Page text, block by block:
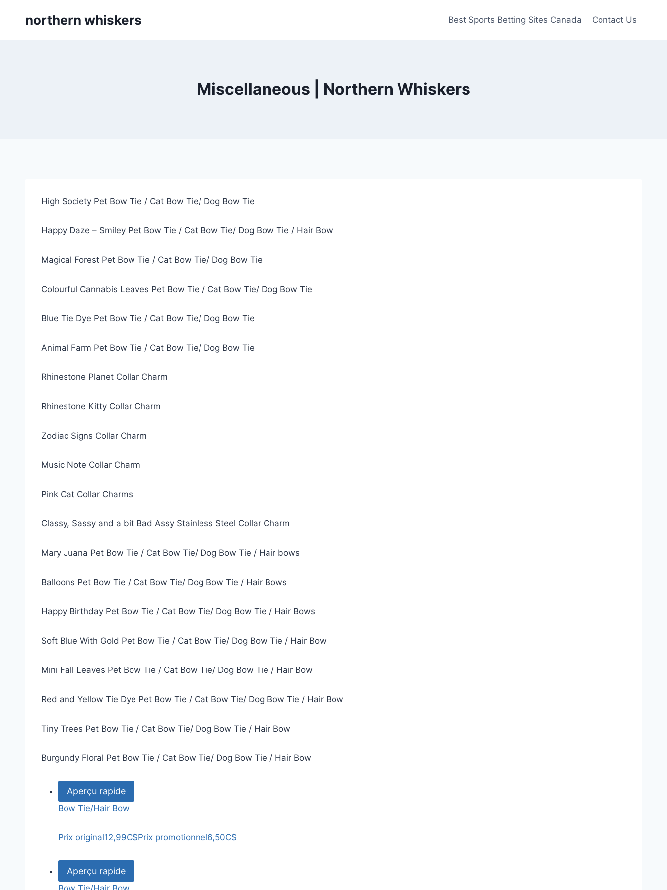
northern whiskers Best Sports Betting Sites Canada Contact Us
Miscellaneous | Northern Whiskers
High Society Pet Bow Tie / Cat Bow Tie/ Dog Bow Tie
Happy Daze – Smiley Pet Bow Tie / Cat Bow Tie/ Dog Bow Tie / Hair Bow
Magical Forest Pet Bow Tie / Cat Bow Tie/ Dog Bow Tie
Colourful Cannabis Leaves Pet Bow Tie / Cat Bow Tie/ Dog Bow Tie
Blue Tie Dye Pet Bow Tie / Cat Bow Tie/ Dog Bow Tie
Animal Farm Pet Bow Tie / Cat Bow Tie/ Dog Bow Tie
Rhinestone Planet Collar Charm
Rhinestone Kitty Collar Charm
Zodiac Signs Collar Charm
Music Note Collar Charm
Pink Cat Collar Charms
Classy, Sassy and a bit Bad Assy Stainless Steel Collar Charm
Mary Juana Pet Bow Tie / Cat Bow Tie/ Dog Bow Tie / Hair bows
Balloons Pet Bow Tie / Cat Bow Tie/ Dog Bow Tie / Hair Bows
Happy Birthday Pet Bow Tie / Cat Bow Tie/ Dog Bow Tie / Hair Bows
Soft Blue With Gold Pet Bow Tie / Cat Bow Tie/ Dog Bow Tie / Hair Bow
Mini Fall Leaves Pet Bow Tie / Cat Bow Tie/ Dog Bow Tie / Hair Bow
Red and Yellow Tie Dye Pet Bow Tie / Cat Bow Tie/ Dog Bow Tie / Hair Bow
Tiny Trees Pet Bow Tie / Cat Bow Tie/ Dog Bow Tie / Hair Bow
Burgundy Floral Pet Bow Tie / Cat Bow Tie/ Dog Bow Tie / Hair Bow
Aperçu rapide
Bow Tie/Hair Bow
Prix original12,99C$Prix promotionnel6,50C$
Aperçu rapide
Bow Tie/Hair Bow